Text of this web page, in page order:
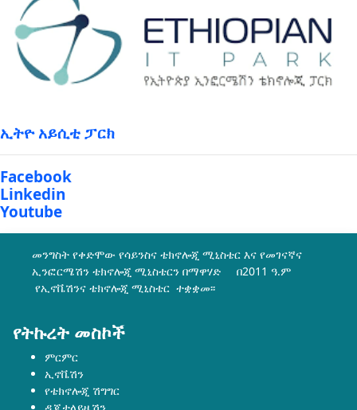
ኢትዮ አይሲቲ ፓርክ
Facebook
Linkedin
Youtube
መንግስት የቀድሞው የሳይንስና ቴክኖሎጂ ሚኒስቴር እና የመገናኛና
ኢንፎርሜሽን ቴክኖሎጂ ሚኒስቴርን በማዋሃድ በ2011 ዓ.ም
የኢኖቬሽንና ቴክኖሎጂ ሚኒስቴር ተቋቋመ፡፡
የትኩረት መስኮች
ምርምር
ኢኖቬሽን
የቴክኖሎጂ ሽግግር